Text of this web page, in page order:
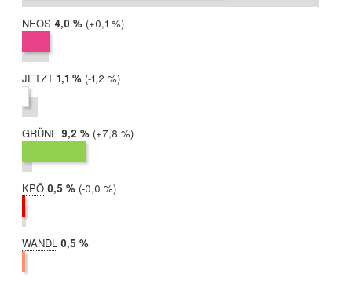
NEOS 2019:
4,0 %
2017:
3,9 %
Differenz:
+0,1 %
JETZT 2019:
1,1 %
2017:
2,2 %
Differenz:
-1,2 %
GRÜNE 2019:
9,2 %
2017:
1,5 %
Differenz:
+7,8 %
KPÖ 2019:
0,5 %
2017:
0,5 %
Differenz:
-0,0 %
WANDL 2019:
0,5 %